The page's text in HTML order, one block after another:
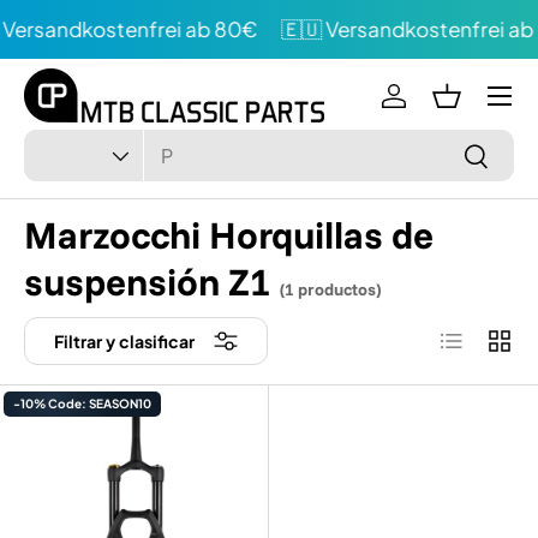
Directamente al contenido
ab 80€ 🇪🇺 Versandkostenfrei ab
Buscar en
Tipo
Buscar
Conectarse
Cesta de
Menú
Marzocchi Horquillas de
suspensión Z1 (1 productos)
Filtrar y clasificar Lista de
-10% Code: SEASON10